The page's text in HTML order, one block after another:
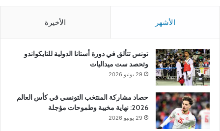
الأشهر الأخيرة
تونس تتألق في دورة أستانا الدولية للتايكواندو
وتحصد ست ميداليات
29 يونيو 2026
حصاد مشاركة المنتخب التونسي في كأس العالم
2026: نهاية مخيبة وطموحات مؤجلة
29 يونيو 2026